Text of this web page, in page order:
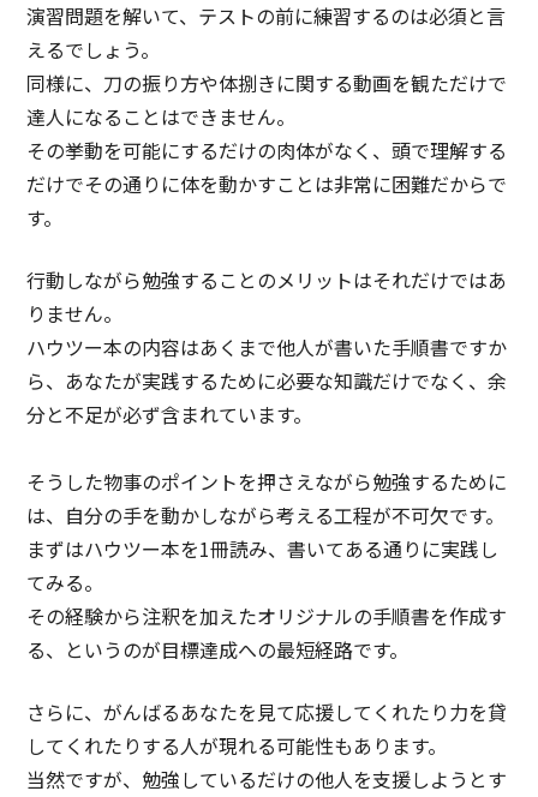
演習問題を解いて、テストの前に練習するのは必須と言
えるでしょう。
同様に、刀の振り方や体捌きに関する動画を観ただけで
達人になることはできません。
その挙動を可能にするだけの肉体がなく、頭で理解する
だけでその通りに体を動かすことは非常に困難だからで
す。
行動しながら勉強することのメリットはそれだけではあ
りません。
ハウツー本の内容はあくまで他人が書いた手順書ですか
ら、あなたが実践するために必要な知識だけでなく、余
分と不足が必ず含まれています。
そうした物事のポイントを押さえながら勉強するために
は、自分の手を動かしながら考える工程が不可欠です。
まずはハウツー本を1冊読み、書いてある通りに実践し
てみる。
その経験から注釈を加えたオリジナルの手順書を作成す
る、というのが目標達成への最短経路です。
さらに、がんばるあなたを見て応援してくれたり力を貸
してくれたりする人が現れる可能性もあります。
当然ですが、勉強しているだけの他人を支援しようとす